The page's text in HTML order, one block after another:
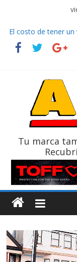
El costo de tener
decidir
Ultima película
La Vuelta al
La FEDAK recibe
Tu marca